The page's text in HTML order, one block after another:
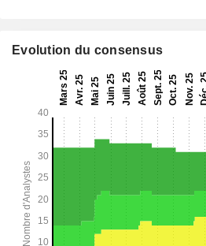
Evolution du consensus